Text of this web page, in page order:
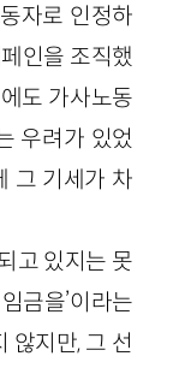
자로 인정하
인을 조직했
도 가사노동
우려가 있었
그 기세가 차
고 있지는 못
금을’이라는
않지만, 그 선